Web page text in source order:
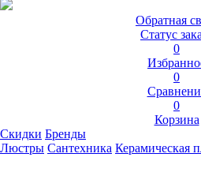
Обратная
Статус
0
0
0
Корзина
Скидки Бренды
Люстры Сантехника Керамическая